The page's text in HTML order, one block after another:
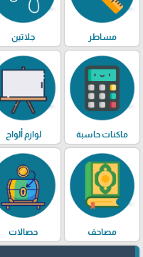
مساطر جلاتين
ماكنات حاسبة لوازم ألواح
مصاحف حصالات